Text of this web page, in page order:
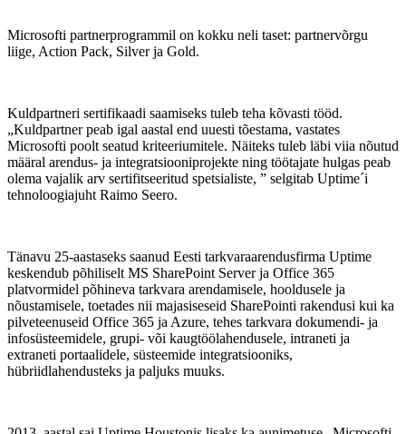
Microsofti partnerprogrammil on kokku neli taset: partnervõrgu
liige, Action Pack, Silver ja Gold.
Kuldpartneri sertifikaadi saamiseks tuleb teha kõvasti tööd.
„Kuldpartner peab igal aastal end uuesti tõestama, vastates
Microsofti poolt seatud kriteeriumitele. Näiteks tuleb läbi viia nõutud
määral arendus- ja integratsiooniprojekte ning töötajate hulgas peab
olema vajalik arv sertifitseeritud spetsialiste, ” selgitab Uptime´i
tehnoloogiajuht Raimo Seero.
Tänavu 25-aastaseks saanud Eesti tarkvaraarendusfirma Uptime
keskendub põhiliselt MS SharePoint Server ja Office 365
platvormidel põhineva tarkvara arendamisele, hooldusele ja
nõustamisele, toetades nii majasiseseid SharePointi rakendusi kui ka
pilveteenuseid Office 365 ja Azure, tehes tarkvara dokumendi- ja
infosüsteemidele, grupi- või kaugtöölahendusele, intraneti ja
extraneti portaalidele, süsteemide integratsiooniks,
hübriidlahendusteks ja paljuks muuks.